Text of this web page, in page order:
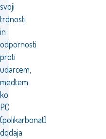
svoji
trdnosti
in
odpornosti
proti
udarcem,
medtem
ko
PC
(polikarbonat)
dodaja